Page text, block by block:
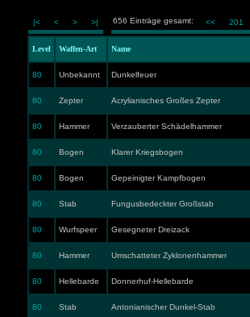
|< < > >| 656 Einträge gesamt: << 201
Level Waffen-Art Name
80 Unbekannt Dunkelfeuer
80 Zepter Acrylianisches Großes Zepter
80 Hammer Verzauberter Schädelhammer
80 Bogen Klarer Kriegsbogen
80 Bogen Gepeinigter Kampfbogen
80 Stab Fungusbedeckter Großstab
80 Wurfspeer Gesegneter Dreizack
80 Hammer Umschatteter Zyklonenhammer
80 Hellebarde Donnerhuf-Hellebarde
80 Stab Antonianischer Dunkel-Stab